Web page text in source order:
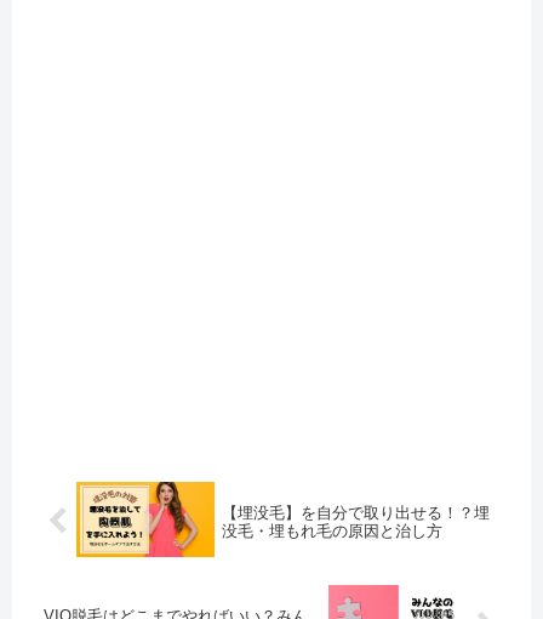
【埋没毛】を自分で取り出せる！？埋
没毛・埋もれ毛の原因と治し方